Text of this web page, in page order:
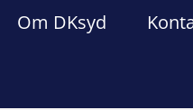
Om DKsyd